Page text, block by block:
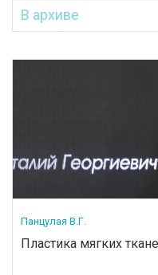
В архиве
Панцулая В.Г.
Пластика мягких